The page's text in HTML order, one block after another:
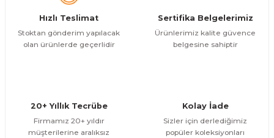
Hızlı Teslimat
Stoktan gönderim yapılacak
olan ürünlerde geçerlidir
Sertifika Belgelerimiz
Ürünlerimiz kalite güvence
belgesine sahiptir
20+ Yıllık Tecrübe
Firmamız 20+ yıldır
müşterilerine aralıksız
Kolay İade
Sizler için derlediğimiz
popüler koleksiyonları